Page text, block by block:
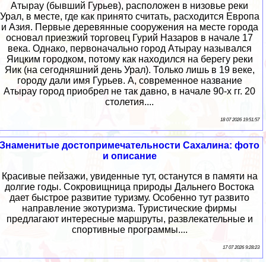
Атырау (бывший Гурьев), расположен в низовье реки
Урал, в месте, где как принято считать, расходится Европа
и Азия. Первые деревянные сооружения на месте города
основал приезжий торговец Гурий Назаров в начале 17
века. Однако, первоначально город Атырау назывался
Яицким городком, потому как находился на берегу реки
Яик (на сегодняшний день Урал). Только лишь в 19 веке,
городу дали имя Гурьев. А, современное название
Атырау город приобрел не так давно, в начале 90-х гг. 20
столетия....
18 07 2026 19:51:57
Знаменитые достопримечательности Сахалина: фото
и описание
Красивые пейзажи, увиденные тут, останутся в памяти на
долгие годы. Сокровищница природы Дальнего Востока
дает быстрое развитие туризму. Особенно тут развито
направление экотуризма. Туристические фирмы
предлагают интересные маршруты, развлекательные и
спортивные программы....
17 07 2026 9:28:23